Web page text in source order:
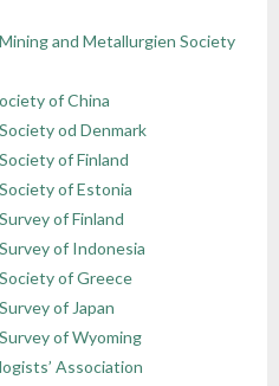
and Metallurgien Society
of China
od Denmark
of Finland
of Estonia
of Finland
of Indonesia
of Greece
of Japan
of Wyoming
Association